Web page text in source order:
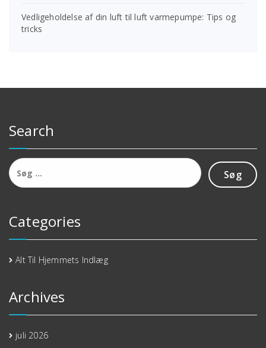
Vedligeholdelse af din luft til luft varmepumpe: Tips og
tricks
Search
Søg
efter:
Categories
Alt Til Hjemmets Indlæg
Archives
juli 2026